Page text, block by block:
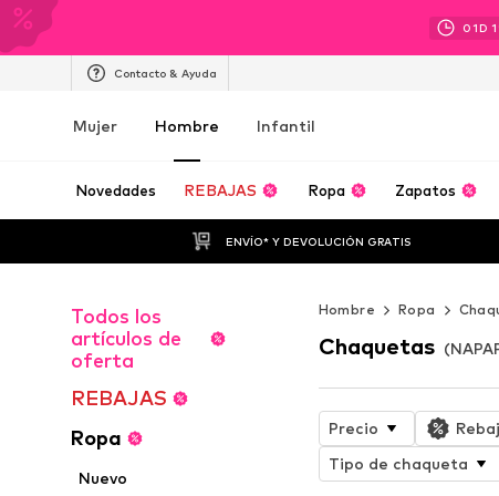
01D
Contacto & Ayuda
Mujer Hombre Infantil
Novedades REBAJAS Ropa Zapatos
ENVÍO* Y DEVOLUCIÓN GRATIS
Todos los
artículos de
oferta
REBAJAS
Ropa
Nuevo
Hombre Ropa
Chaquetas
Precio
Tipo de chaqueta